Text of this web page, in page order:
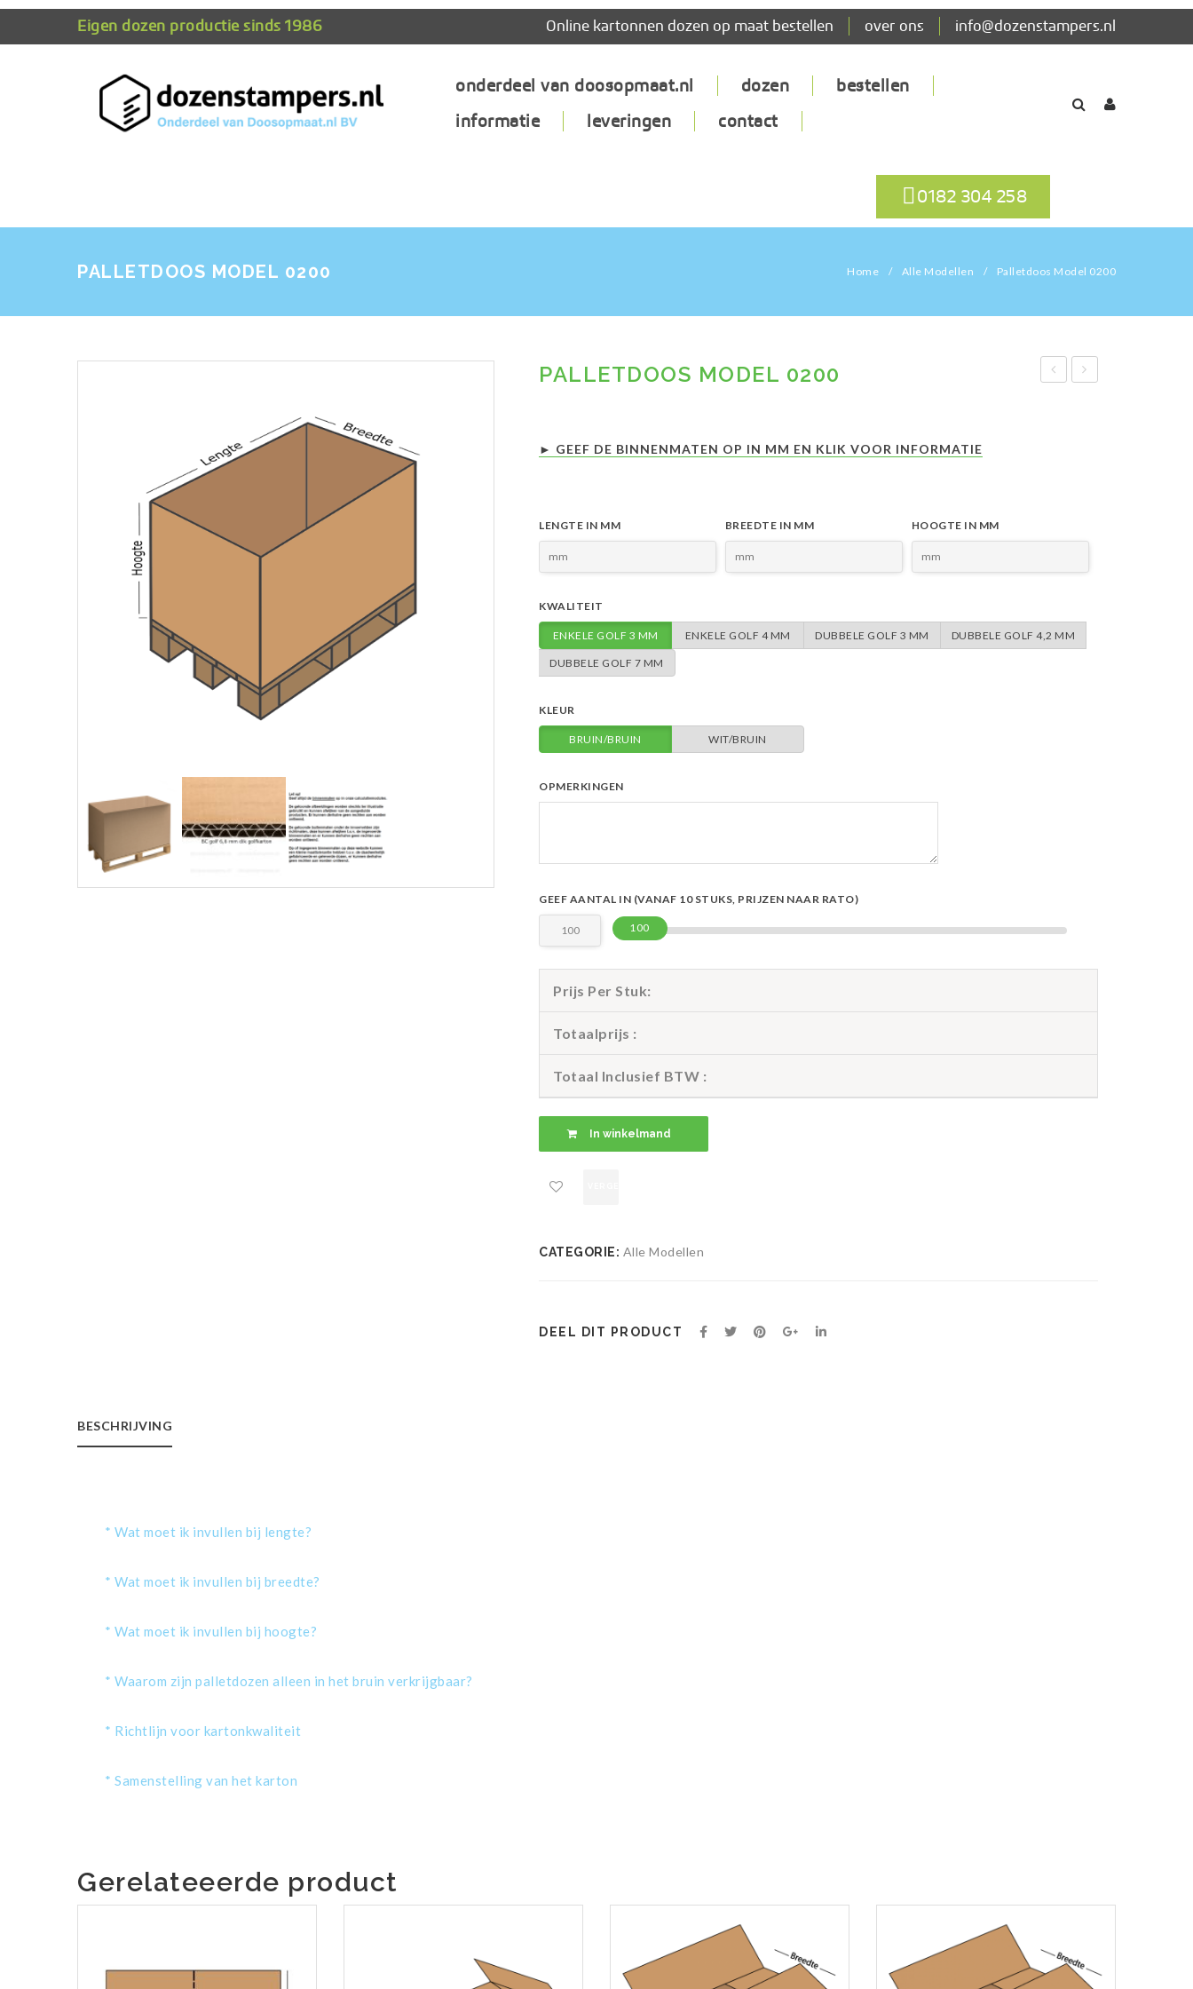
Eigen dozen productie sinds 1986 Online kartonnen dozen op maat bestellen over ons info@dozenstampers.nl
onderdeel van doosopmaat.nl dozen
bestellen
informatie
leveringen contact
0182 304 258
PALLETDOOS MODEL 0200 Home / Alle Modellen / Palletdoos Model 0200
PALLETDOOS MODEL 0200
► GEEF DE BINNENMATEN OP IN MM EN KLIK VOOR INFORMATIE
LENGTE IN MM BREEDTE IN MM HOOGTE IN MM
KWALITEIT
ENKELE GOLF 3 MM ENKELE GOLF 4 MM DUBBELE GOLF 3 MM DUBBELE GOLF 4,2 MM
DUBBELE GOLF 7 MM
KLEUR
BRUIN/BRUIN WIT/BRUIN
OPMERKINGEN
GEEF AANTAL IN (VANAF 10 STUKS, PRIJZEN NAAR RATO)
100
Prijs Per Stuk:
Totaalprijs :
Totaal Inclusief BTW :
Toevoegen
CATEGORIE: Alle Modellen
DEEL DIT PRODUCT
BESCHRIJVING
* Wat moet ik invullen bij lengte?
* Wat moet ik invullen bij breedte?
* Wat moet ik invullen bij hoogte?
* Waarom zijn palletdozen alleen in het bruin verkrijgbaar?
* Richtlijn voor kartonkwaliteit
* Samenstelling van het karton
Gerelateeerde product